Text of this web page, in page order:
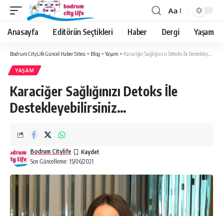
Aa
Anasayfa Editörün Seçtikleri Haber Dergi Yaşam
Bodrum CityLife Güncel Haber Sitesi > Blog >Yaşam > Karaciğer Sağlığınızı Detoks İle Destekleyebilirsiniz…
YAŞAM
Karaciğer Sağlığınızı Detoks İle
Destekleyebilirsiniz…
Son Güncelleme: 15/06/2021
Bodrum Citylife